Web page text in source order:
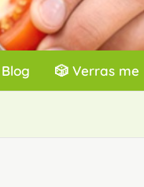
Blog 🎲 Verras me